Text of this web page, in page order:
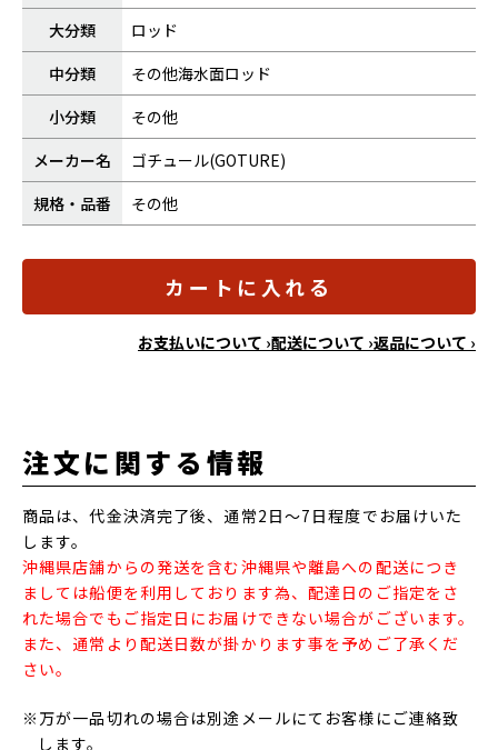
大分類
ロッド
中分類
その他海水面ロッド
小分類
その他
メーカー名
ゴチュール(GOTURE)
規格・品番
その他
カートに入れる
お支払いについて ›配送について ›返品について ›
注文に関する情報
商品は、代金決済完了後、通常2日～7日程度でお届けいた
します。
沖縄県店舗からの発送を含む沖縄県や離島への配送につき
ましては船便を利用しております為、配達日のご指定をさ
れた場合でもご指定日にお届けできない場合がございます。
また、通常より配送日数が掛かります事を予めご了承くだ
さい。
※万が一品切れの場合は別途メールにてお客様にご連絡致
します。